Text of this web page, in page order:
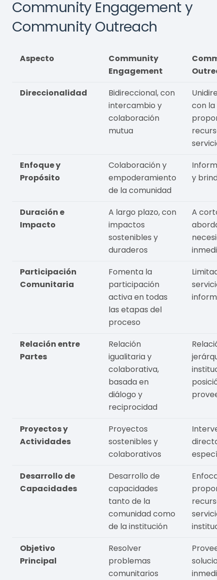
Community Engagement y
Community Outreach
Aspecto
Community
Engagement
Direccionalidad
Bidireccional, con
intercambio y
colaboración
mutua
con
Enfoque y
Propósito
Colaboración y
empoderamiento
de la comunidad
y
Duración e
Impacto
A largo plazo, con
impactos
sostenibles y
duraderos
A
Participación
Comunitaria
Fomenta la
participación
activa en todas
las etapas del
proceso
Relación entre
Partes
Relación
igualitaria y
colaborativa,
basada en
diálogo y
reciprocidad
Proyectos y
Actividades
Proyectos
sostenibles y
colaborativos
Desarrollo de
Capacidades
Desarrollo de
capacidades
tanto de la
comunidad como
de la institución
Objetivo
Principal
Resolver
problemas
comunitarios